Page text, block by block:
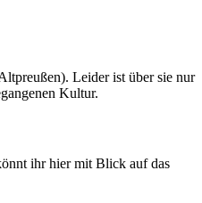
Leider ist über sie nur
Kultur.
ihr hier mit Blick auf das